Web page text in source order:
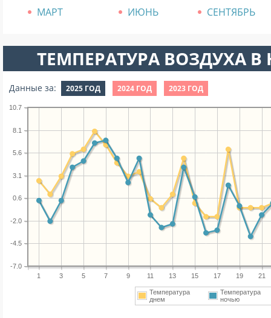
МАРТ
ИЮНЬ СЕНТЯБРЬ
ТЕМПЕРАТУРА ВОЗДУХА В
Данные за: 2025 ГОД 2024 ГОД 2023 ГОД
1 3 5 7 9 11 13 15 17 19 21
-7.0
-4.5
-2.0
0.6
3.1
5.6
8.1
10.7
Температура
днем
Температура
ночью